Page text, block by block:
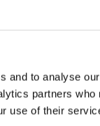
and to analyse
partners
use of their